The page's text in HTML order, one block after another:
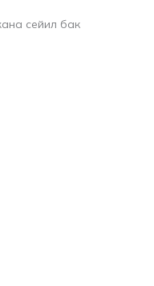
сейил бак